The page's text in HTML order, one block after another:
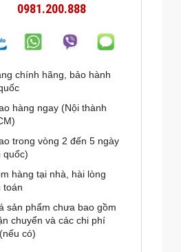
0981.200.888
chính hãng, bảo hành
hàng ngay (Nội thành
trong vòng 2 đến 5 ngày
quốc)
hàng tại nhà, hài lòng
toán
sản phẩm chưa bao gồm
chuyển và các chi phí
có)